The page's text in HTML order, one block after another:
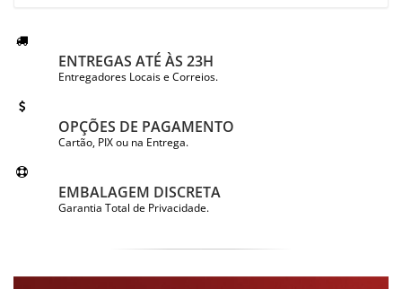
ENTREGAS ATÉ ÀS 23H
Entregadores Locais e Correios.
OPÇÕES DE PAGAMENTO
Cartão, PIX ou na Entrega.
EMBALAGEM DISCRETA
Garantia Total de Privacidade.